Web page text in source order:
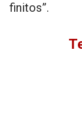
finitos”.